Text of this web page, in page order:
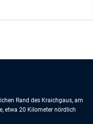
Rand des Kraichgaus, am
etwa 20 Kilometer nördlich